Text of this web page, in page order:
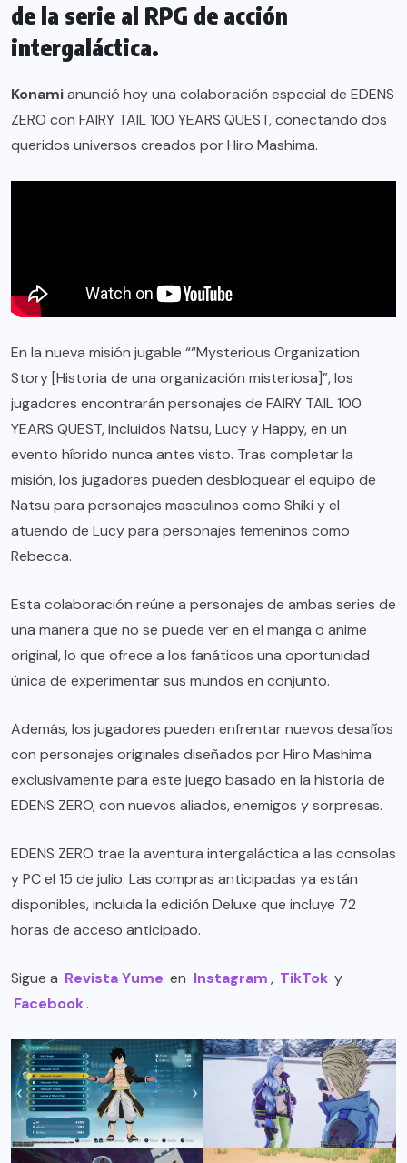
de la serie al RPG de acción
intergaláctica.
Konamianunció hoy una colaboración especial de EDENS
ZERO con FAIRY TAIL 100 YEARS QUEST, conectando dos
queridos universos creados por Hiro Mashima.
En la nueva misión jugable ““Mysterious Organization
Story [Historia de una organización misteriosa]”, los
jugadores encontrarán personajes de FAIRY TAIL 100
YEARS QUEST, incluidos Natsu, Lucy y Happy, en un
evento híbrido nunca antes visto. Tras completar la
misión, los jugadores pueden desbloquear el equipo de
Natsu para personajes masculinos como Shiki y el
atuendo de Lucy para personajes femeninos como
Rebecca.
Esta colaboración reúne a personajes de ambas series de
una manera que no se puede ver en el manga o anime
original, lo que ofrece a los fanáticos una oportunidad
única de experimentar sus mundos en conjunto.
Además, los jugadores pueden enfrentar nuevos desafíos
con personajes originales diseñados por Hiro Mashima
exclusivamente para este juego basado en la historia de
EDENS ZERO, con nuevos aliados, enemigos y sorpresas.
EDENS ZERO trae la aventura intergaláctica a las consolas
y PC el 15 de julio. Las compras anticipadas ya están
disponibles, incluida la edición Deluxe que incluye 72
horas de acceso anticipado.
Sigue a Revista Yume en Instagram, TikTok y
Facebook.